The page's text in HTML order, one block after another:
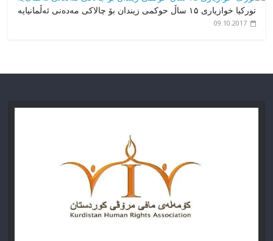
تورکیا خوازیاری ۱۵ ساڵ حوکمی زیندان بۆ چالاکی مەدەنی ئەڵمانیایە
09.10.2017